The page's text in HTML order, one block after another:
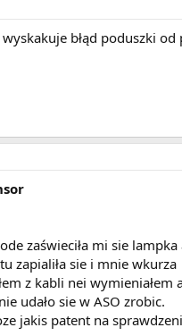
błąd poduszki
zaświeciła mi sie
zapialiła sie i mnie wkurza
z kabli nei wymieniałem
udało sie w ASO zrobic.
jakis patent na